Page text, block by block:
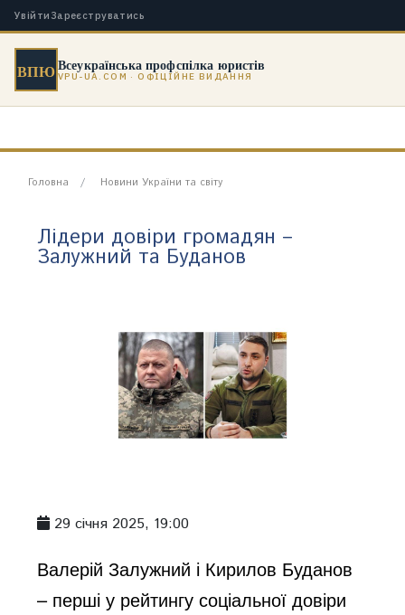
Увійти Зареєструватись
ВПЮВсеукраїнська профспілка юристів
VPU-UA.COM · ОФІЦІЙНЕ ВИДАННЯ
Головна Новини України та світу
Лідери довіри громадян –
Залужний та Буданов
29 січня 2025, 19:00
Валерій Залужний і Кирилов Буданов
– перші у рейтингу соціальної довіри